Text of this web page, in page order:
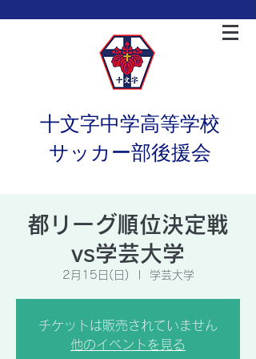
十文字中学高等学校
サッカー部後援会
都リーグ順位決定戦
vs学芸大学
2月15日(日) 学芸大学
チケットは販売されていません
他のイベントを見る